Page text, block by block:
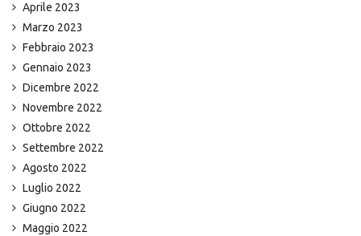
Aprile 2023
Marzo 2023
Febbraio 2023
Gennaio 2023
Dicembre 2022
Novembre 2022
Ottobre 2022
Settembre 2022
Agosto 2022
Luglio 2022
Giugno 2022
Maggio 2022